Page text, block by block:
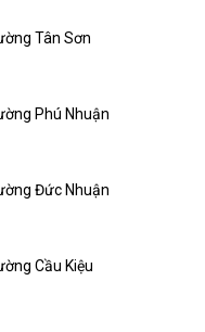
Tân Sơn
Phú Nhuận
Đức Nhuận
Cầu Kiệu